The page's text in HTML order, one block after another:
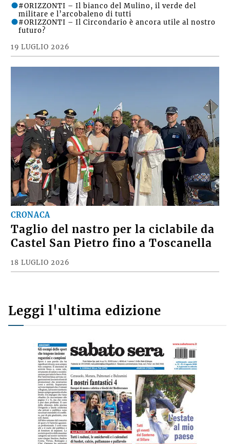
19 LUGLIO 2026
#ORIZZONTI – Il bianco del Mulino, il verde del
militare e l’arcobaleno di tutti
#ORIZZONTI – Il Circondario è ancora utile al nostro
futuro?
CRONACA
Taglio del nastro per la ciclabile da
Castel San Pietro fino a Toscanella
18 LUGLIO 2026
Leggi l'ultima edizione